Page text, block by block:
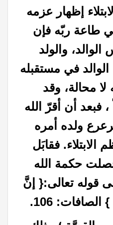
إظهار عزمه
طاعة ربّه فإن
والولد
في مستقبله
محالة، وقد
فبعد أن أقرّ الله
ولده أمره
فقابَل
حكمة الله
قوله تعالى:{ إنَّ
106.